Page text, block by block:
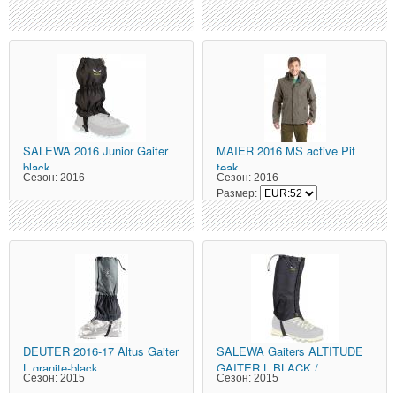
SALEWA 2016 Junior Gaiter
black
Сезон: 2016
MAIER 2016 MS active Pit
teak
Сезон: 2016
Размер:
DEUTER 2016-17 Altus Gaiter
L granite-black
Сезон: 2015
SALEWA Gaiters ALTITUDE
GAITER L BLACK /
Сезон: 2015